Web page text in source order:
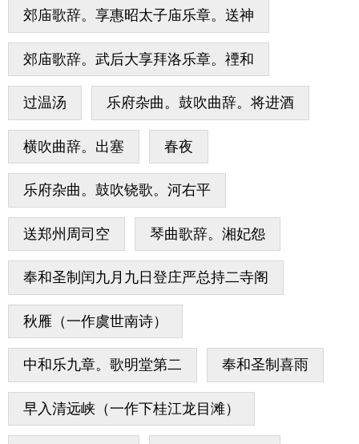
郊庙歌辞。享惠昭太子庙乐章。送神
郊庙歌辞。武后大享拜洛乐章。禋和
过温汤 乐府杂曲。鼓吹曲辞。将进酒
横吹曲辞。出塞 春夜
乐府杂曲。鼓吹铙歌。河右平
送郑州周司空 琴曲歌辞。湘妃怨
奉和圣制闰九月九日登庄严总持二寺阁
秋雁（一作虞世南诗）
中和乐九章。歌明堂第二 奉和圣制喜雨
早入清远峡（一作下桂江龙目滩）